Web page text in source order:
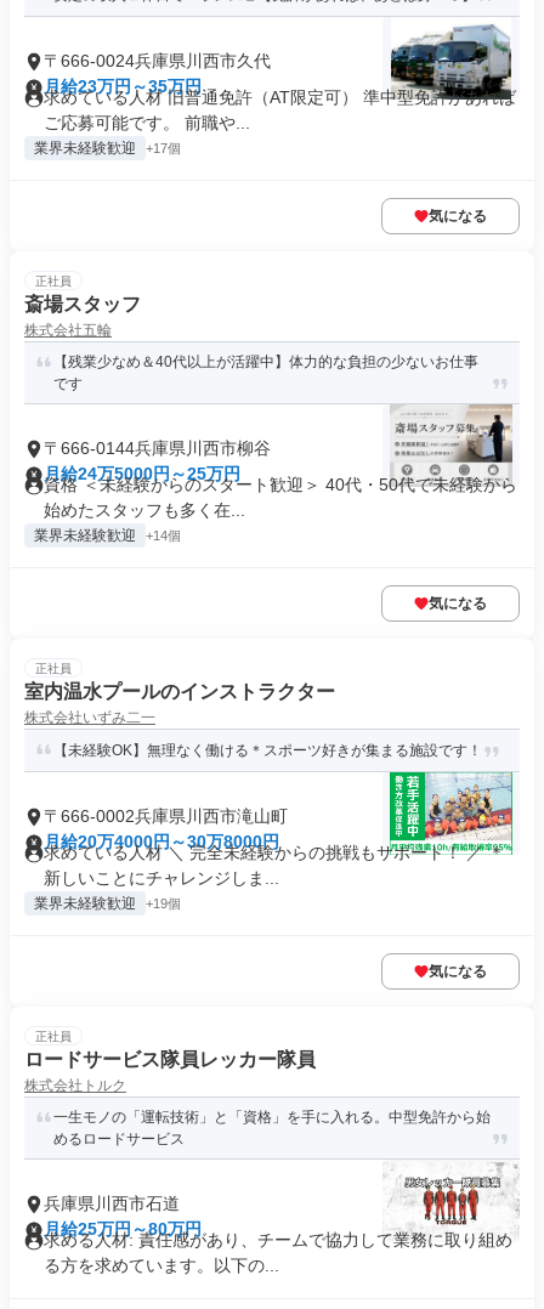
〒666-0024兵庫県川西市久代
月給23万円～35万円
求めている人材 旧普通免許（AT限定可） 準中型免許があれば
ご応募可能です。 前職や...
業界未経験歓迎 +17個
気になる
正社員
斎場スタッフ
株式会社五輪
【残業少なめ＆40代以上が活躍中】体力的な負担の少ないお仕事
です
〒666-0144兵庫県川西市柳谷
月給24万5000円～25万円
資格 ＜未経験からのスタート歓迎＞ 40代・50代で未経験から
始めたスタッフも多く在...
業界未経験歓迎 +14個
気になる
正社員
室内温水プールのインストラクター
株式会社いずみ二一
【未経験OK】無理なく働ける＊スポーツ好きが集まる施設です！
〒666-0002兵庫県川西市滝山町
月給20万4000円～30万8000円
求めている人材 ＼ 完全未経験からの挑戦もサポート！ ／ ＊
新しいことにチャレンジしま...
業界未経験歓迎 +19個
気になる
正社員
ロードサービス隊員レッカー隊員
株式会社トルク
一生モノの「運転技術」と「資格」を手に入れる。中型免許から始
めるロードサービス
兵庫県川西市石道
月給25万円～80万円
求める人材: 責任感があり、チームで協力して業務に取り組め
る方を求めています。以下の...